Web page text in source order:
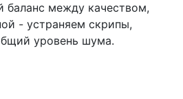
баланс между качеством,
- устраняем скрипы,
уровень шума.